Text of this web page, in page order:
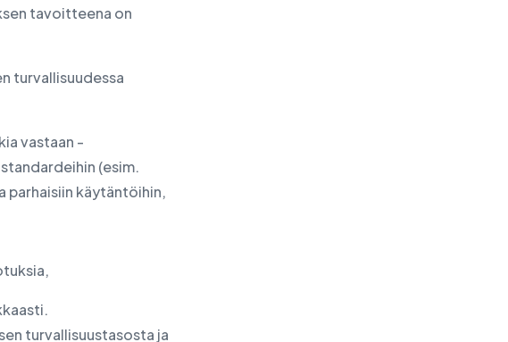
tavoitteena on
turvallisuudessa
vastaan -
(esim.
parhaisiin käytäntöihin,
turvallisuustasosta ja